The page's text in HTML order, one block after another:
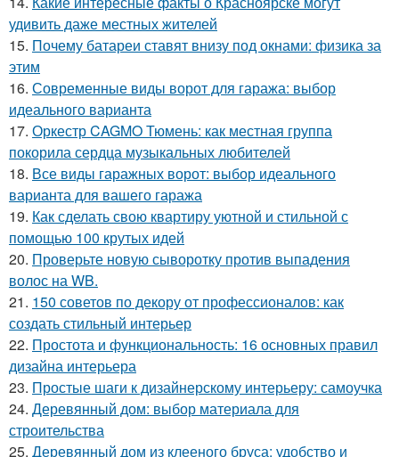
удивить даже местных жителей
15. Почему батареи ставят внизу под окнами: физика за
этим
16. Современные виды ворот для гаража: выбор
идеального варианта
17. Оркестр CAGMO Тюмень: как местная группа
покорила сердца музыкальных любителей
18. Все виды гаражных ворот: выбор идеального
варианта для вашего гаража
19. Как сделать свою квартиру уютной и стильной с
помощью 100 крутых идей
20. Проверьте новую сыворотку против выпадения
волос на WB.
21. 150 советов по декору от профессионалов: как
создать стильный интерьер
22. Простота и функциональность: 16 основных правил
дизайна интерьера
23. Простые шаги к дизайнерскому интерьеру: самоучка
24. Деревянный дом: выбор материала для
строительства
25. Деревянный дом из клееного бруса: удобство и